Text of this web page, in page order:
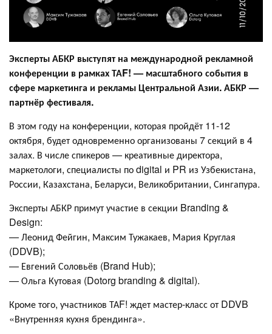
Эксперты АБКР выступят на международной рекламной
конференции в рамках ТАF! — масштабного события в
сфере маркетинга и рекламы Центральной Азии. АБКР —
партнёр фестиваля.
В этом году на конференции, которая пройдёт 11-12
октября, будет одновременно организованы 7 секций в 4
залах. В числе спикеров — креативные директора,
маркетологи, специалисты по digital и PR из Узбекистана,
России, Казахстана, Беларуси, Великобритании, Сингапура.
Эксперты АБКР примут участие в секции Branding &
Design:
— Леонид Фейгин, Максим Тужакаев, Мария Круглая
(DDVB);
— Евгений Соловьёв (Brand Hub);
— Ольга Кутовая (Dotorg branding & digital).
Кроме того, участников ТАF! ждет мастер-класс от DDVB
«Внутренняя кухня брендинга».